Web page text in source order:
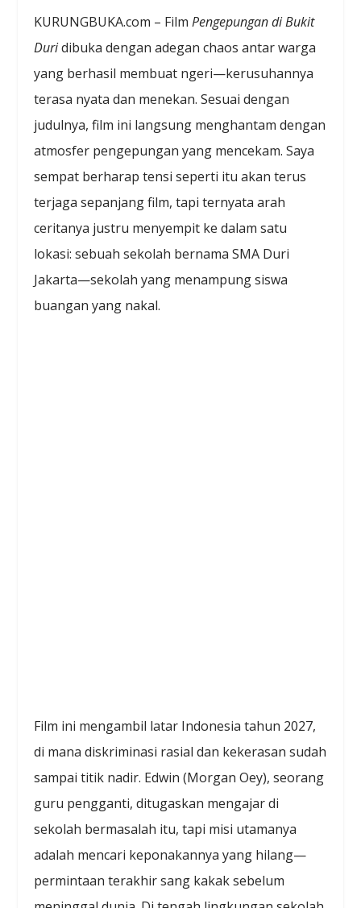
KURUNGBUKA.com – FilmPengepungan di Bukit
Duridibuka dengan adegan chaos antar warga
yang berhasil membuat ngeri—kerusuhannya
terasa nyata dan menekan. Sesuai dengan
judulnya, film ini langsung menghantam dengan
atmosfer pengepungan yang mencekam. Saya
sempat berharap tensi seperti itu akan terus
terjaga sepanjang film, tapi ternyata arah
ceritanya justru menyempit ke dalam satu
lokasi: sebuah sekolah bernama SMA Duri
Jakarta—sekolah yang menampung siswa
buangan yang nakal.
Film ini mengambil latar Indonesia tahun 2027,
di mana diskriminasi rasial dan kekerasan sudah
sampai titik nadir. Edwin (Morgan Oey), seorang
guru pengganti, ditugaskan mengajar di
sekolah bermasalah itu, tapi misi utamanya
adalah mencari keponakannya yang hilang—
permintaan terakhir sang kakak sebelum